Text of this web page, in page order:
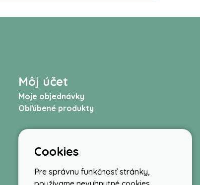
Môj účet
Moje objednávky
Obľúbené produkty
Cookies
Pre správnu funkčnosť stránky,